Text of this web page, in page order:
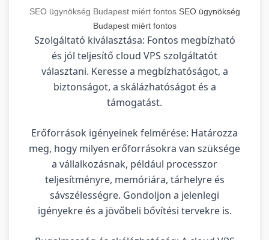
SEO ügynökség Budapest miért fontos SEO ügynökség
Budapest miért fontos
Szolgáltató kiválasztása: Fontos megbízható
és jól teljesítő cloud VPS szolgáltatót
választani. Keresse a megbízhatóságot, a
biztonságot, a skálázhatóságot és a
támogatást.
Erőforrások igényeinek felmérése: Határozza
meg, hogy milyen erőforrásokra van szüksége
a vállalkozásnak, például processzor
teljesítményre, memóriára, tárhelyre és
sávszélességre. Gondoljon a jelenlegi
igényekre és a jövőbeli bővítési tervekre is.